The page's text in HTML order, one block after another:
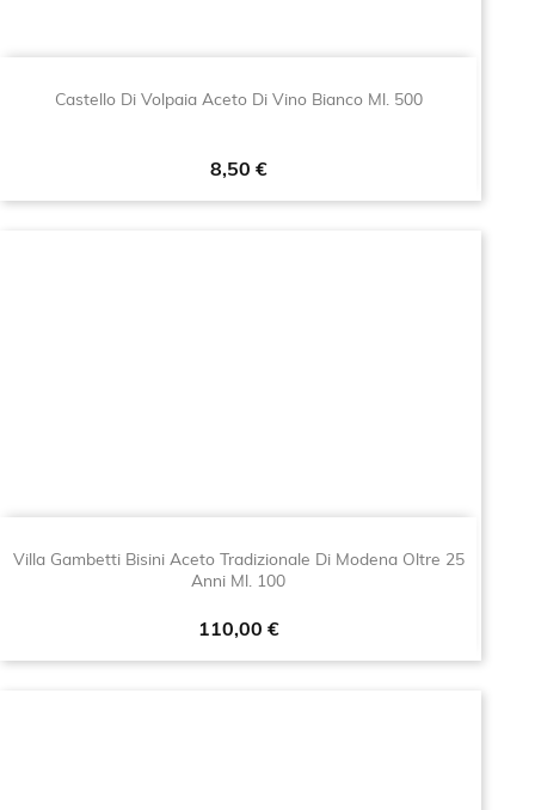
Castello Di Volpaia Aceto Di Vino Bianco Ml. 500
Prezzo
8,50 €
Villa Gambetti Bisini Aceto Tradizionale Di Modena Oltre 25
Anni Ml. 100
Prezzo
110,00 €